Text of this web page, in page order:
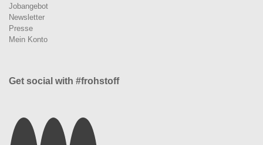
Jobangebot
Newsletter
Presse
Mein Konto
Get social with #frohstoff
InstagramFacebookPinterest